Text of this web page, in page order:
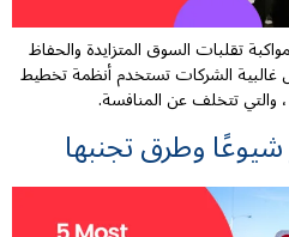
تقلبات السوق المتزايدة والحفاظ
غالبية الشركات تستخدم أنظمة تخطيط
والتي تتخلف عن المنافسة.